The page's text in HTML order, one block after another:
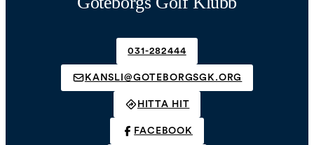
031-282444
KANSLI@GOTEBORGSGK.ORG
HITTA HIT
FACEBOOK